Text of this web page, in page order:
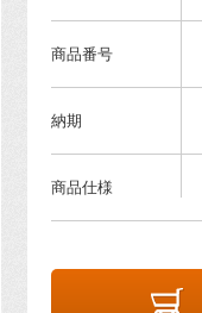
商品番号
納期
商品仕様